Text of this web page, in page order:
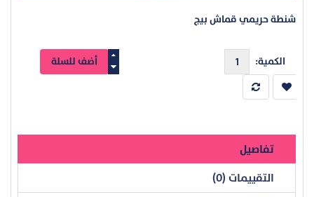
شنطة حريمي قماش بيج
الكمية:
تفاصيل
التقييمات (0)